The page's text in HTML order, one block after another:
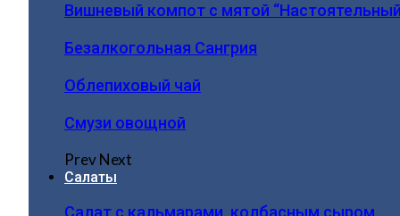
Вишневый компот с мятой
Безалкогольная Сангрия
Облепиховый чай
Смузи овощной
PrevNext
Салаты
Салат с кальмарами, колбасным сыром,